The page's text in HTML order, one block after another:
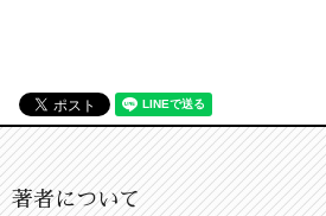
著者について